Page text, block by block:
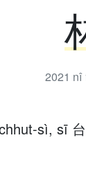
2021 nî
sì, sī